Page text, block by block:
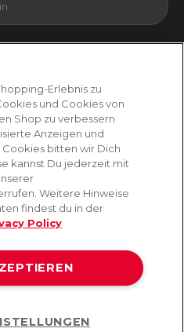
abmelden. Indem du fortfährst, stimmst
zu
Erlebnis zu
und Cookies von
Shop zu verbessern
Anzeigen und
Cookies bitten wir Dich
kannst Du jederzeit mit
Weitere Hinweise
findest du in der
Policy